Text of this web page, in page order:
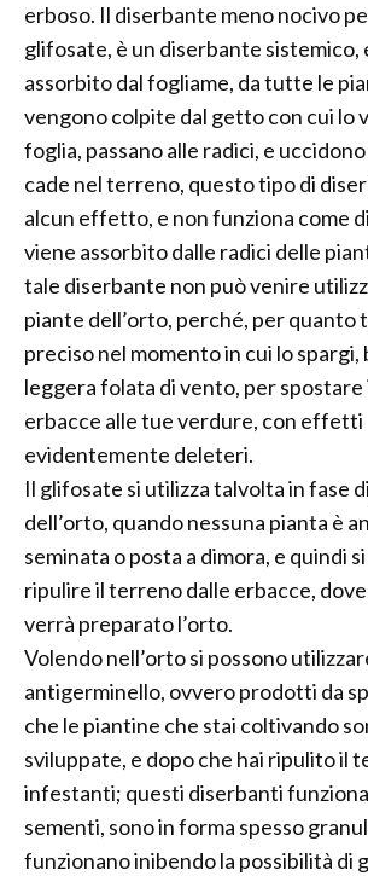
erboso. Il diserbante meno nocivo
glifosate, è un diserbante sistemico,
assorbito dal fogliame, da tutte le
vengono colpite dal getto con cui lo
foglia, passano alle radici, e
cade nel terreno, questo tipo di
alcun effetto, e non funziona come
viene assorbito dalle radici delle
tale diserbante non può venire
piante dell’orto, perché, per quanto
preciso nel momento in cui lo spargi,
leggera folata di vento, per
erbacce alle tue verdure, con effetti
evidentemente deleteri.
Il glifosate si utilizza talvolta in fase
dell’orto, quando nessuna pianta è
seminata o posta a dimora, e quindi
ripulire il terreno dalle erbacce,
verrà preparato l’orto.
Volendo nell’orto si possono
antigerminello, ovvero prodotti da
che le piantine che stai coltivando
sviluppate, e dopo che hai ripulito il
infestanti; questi diserbanti
sementi, sono in forma spesso
funzionano inibendo la possibilità di